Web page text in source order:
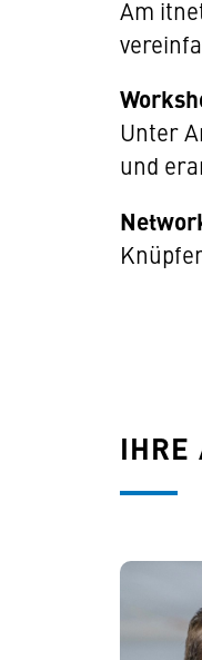
Am
Unter
und